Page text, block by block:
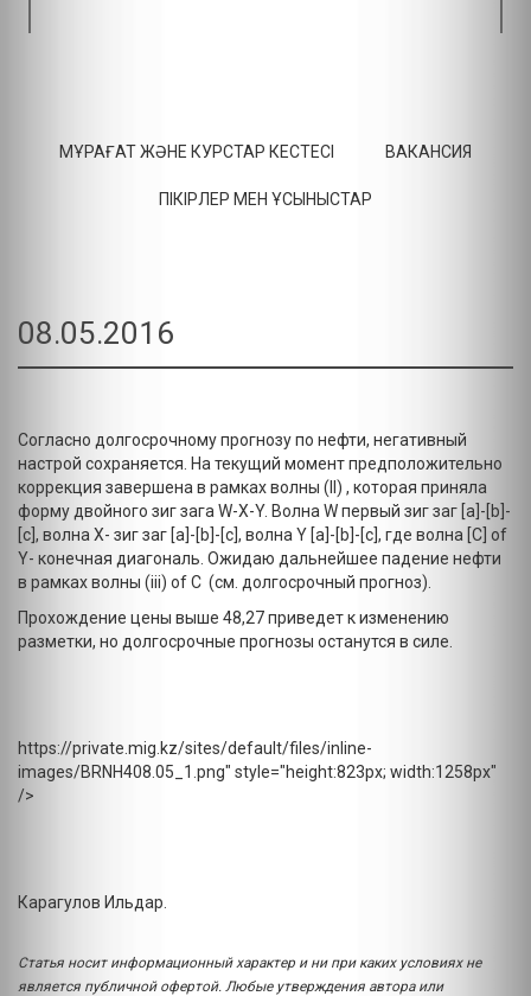
МҰРАҒАТ ЖӘНЕ КУРСТАР КЕСТЕСІ ВАКАНСИЯ
ПІКІРЛЕР МЕН ҰСЫНЫСТАР
08.05.2016
Согласно долгосрочному прогнозу по нефти, негативный
настрой сохраняется. На текущий момент предположительно
коррекция завершена в рамках волны (II) , которая приняла
форму двойного зиг зага W-X-Y. Волна W первый зиг заг [a]-[b]-
[c], волна X- зиг заг [a]-[b]-[c], волна Y [a]-[b]-[c], где волна [C] of
Y- конечная диагональ. Ожидаю дальнейшее падение нефти
в рамках волны (iii) of С (см. долгосрочный прогноз).
Прохождение цены выше 48,27 приведет к изменению
разметки, но долгосрочные прогнозы останутся в силе.
https://private.mig.kz/sites/default/files/inline-
images/BRNH408.05_1.png" style="height:823px; width:1258px"
/>
Карагулов Ильдар.
Статья носит информационный характер и ни при каких условиях не
является публичной офертой. Любые утверждения автора или